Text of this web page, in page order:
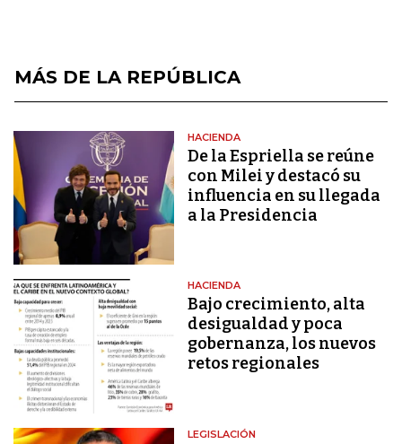
MÁS DE LA REPÚBLICA
HACIENDA
De la Espriella se reúne
con Milei y destacó su
influencia en su llegada
a la Presidencia
HACIENDA
Bajo crecimiento, alta
desigualdad y poca
gobernanza, los nuevos
retos regionales
LEGISLACIÓN